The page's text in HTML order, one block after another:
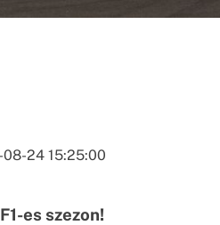
24 15:25:00
es szezon!